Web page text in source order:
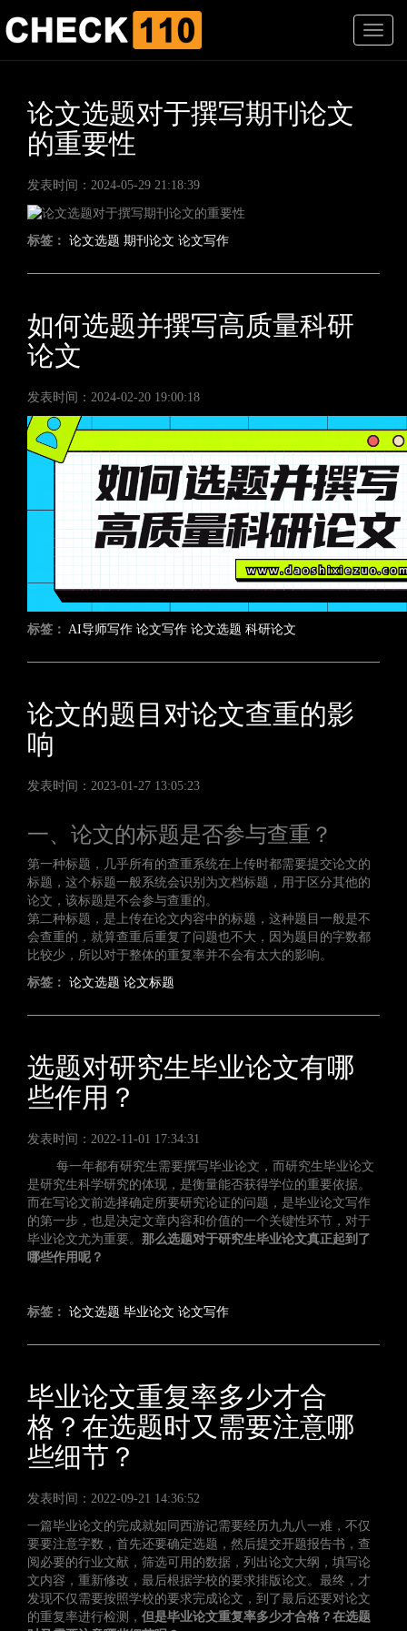
T
o
论文选题对于撰写期刊论文
的重要性
发表时间：2024-05-29 21:18:39
标签： 论文选题 期刊论文 论文写作
如何选题并撰写高质量科研
论文
发表时间：2024-02-20 19:00:18
标签： AI导师写作 论文写作 论文选题 科研论文
论文的题目对论文查重的影
响
发表时间：2023-01-27 13:05:23
一、论文的标题是否参与查重？
第一种标题，几乎所有的查重系统在上传时都需要提交论文的
标题，这个标题一般系统会识别为文档标题，用于区分其他的
论文，该标题是不会参与查重的。
第二种标题，是上传在论文内容中的标题，这种题目一般是不
会查重的，就算查重后重复了问题也不大，因为题目的字数都
比较少，所以对于整体的重复率并不会有太大的影响。
标签： 论文选题 论文标题
选题对研究生毕业论文有哪
些作用？
发表时间：2022-11-01 17:34:31
每一年都有研究生需要撰写毕业论文，而研究生毕业论文
是研究生科学研究的体现，是衡量能否获得学位的重要依据。
而在写论文前选择确定所要研究论证的问题，是毕业论文写作
的第一步，也是决定文章内容和价值的一个关键性环节，对于
毕业论文尤为重要。 那么选题对于研究生毕业论文真正起到了
哪些作用呢？
标签： 论文选题 毕业论文 论文写作
毕业论文重复率多少才合
格？在选题时又需要注意哪
些细节？
发表时间：2022-09-21 14:36:52
一篇毕业论文的完成就如同西游记需要经历九九八一难，不仅
要要注意字数，首先还要确定选题，然后提交开题报告书，查
阅必要的行业文献，筛选可用的数据，列出论文大纲，填写论
文内容，重新修改，最后根据学校的要求排版论文。最终，才
发现不仅需要按照学校的要求完成论文，到了最后还要对论文
的重复率进行检测， 但是毕业论文重复率多少才合格？在选题